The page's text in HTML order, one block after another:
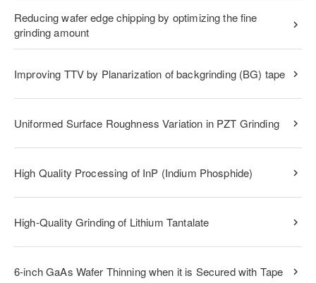
Reducing wafer edge chipping by optimizing the fine
grinding amount
Improving TTV by Planarization of backgrinding (BG) tape
Uniformed Surface Roughness Variation in PZT Grinding
High Quality Processing of InP (Indium Phosphide)
High-Quality Grinding of Lithium Tantalate
6-inch GaAs Wafer Thinning when it is Secured with Tape